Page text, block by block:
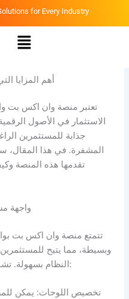
for Every Industry
Menu
أهم المزايا
تعتبر منصة وان اكس بت
الاستثمار في الأصول
جذابة للمستثمرين
المشفرة. في هذا المقال،
تقدمها هذه المنصة
1.
تتمتع منصة وان اكس بت
وبسيطة، مما يتيح
النظام بسهولة. تشمل بعض خصائص واجهة المستخدم:
تخصيص اللوحات: يمكن